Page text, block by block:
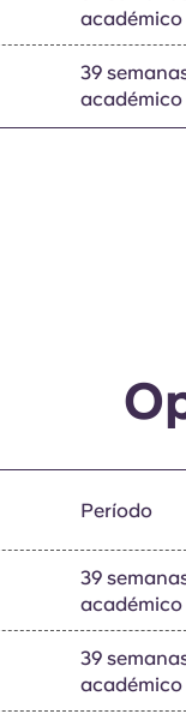
académico
39
académico
Período
39
académico
39
académico